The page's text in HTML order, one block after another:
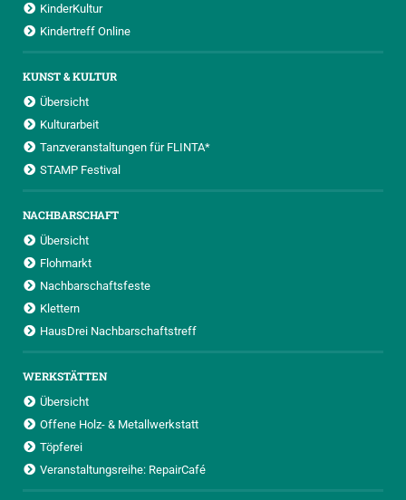
KinderKultur
Kindertreff Online
KUNST & KULTUR
Übersicht
Kulturarbeit
Tanzveranstaltungen für FLINTA*
STAMP Festival
NACHBARSCHAFT
Übersicht
Flohmarkt
Nachbarschaftsfeste
Klettern
HausDrei Nachbarschaftstreff
WERKSTÄTTEN
Übersicht
Offene Holz- & Metallwerkstatt
Töpferei
Veranstaltungsreihe: RepairCafé